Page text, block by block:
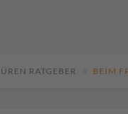
RATGEBER BEIM